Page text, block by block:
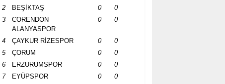
2 BEŞİKTAŞ 0
0
3
CORENDON
ALANYASPOR
0 0
4 ÇAYKUR RİZESPOR 0
0
5
ÇORUM 0
0
6
ERZURUMSPOR 0
0
7
EYÜPSPOR 0
0